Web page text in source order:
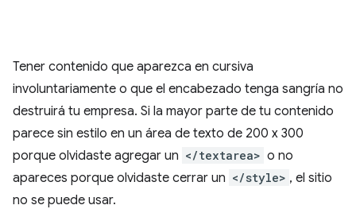
Tener contenido que aparezca en cursiva
involuntariamente o que el encabezado tenga sangría no
destruirá tu empresa. Si la mayor parte de tu contenido
parece sin estilo en un área de texto de 200 x 300
porque olvidaste agregar un </textarea> o no
apareces porque olvidaste cerrar un </style> , el sitio
no se puede usar.